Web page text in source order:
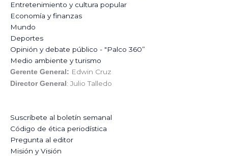
Entretenimiento y cultura popular
Economía y finanzas
Mundo
Deportes
Opinión y debate público - "Palco 360”
Medio ambiente y turismo
Gerente General: Edwin Cruz
Director General : Julio Talledo
Suscríbete al boletín semanal
Código de ética periodística
Pregunta al editor
Misión y Visión